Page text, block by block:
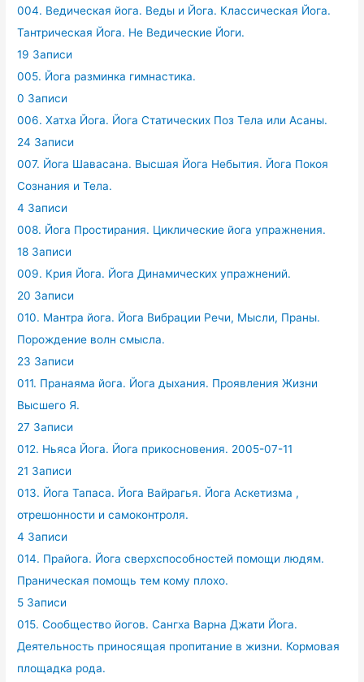
004. Ведическая йога. Веды и Йога. Классическая Йога.
Тантрическая Йога. Не Ведические Йоги.
19 Записи
005. Йога разминка гимнастика.
0 Записи
006. Хатха Йога. Йога Статических Поз Тела или Асаны.
24 Записи
007. Йога Шавасана. Высшая Йога Небытия. Йога Покоя
Сознания и Тела.
4 Записи
008. Йога Простирания. Циклические йога упражнения.
18 Записи
009. Крия Йога. Йога Динамических упражнений.
20 Записи
010. Мантра йога. Йога Вибрации Речи, Мысли, Праны.
Порождение волн смысла.
23 Записи
011. Пранаяма йога. Йога дыхания. Проявления Жизни
Высшего Я.
27 Записи
012. Ньяса Йога. Йога прикосновения. 2005-07-11
21 Записи
013. Йога Тапаса. Йога Вайрагья. Йога Аскетизма ,
отрешонности и самоконтроля.
4 Записи
014. Прайога. Йога сверхспособностей помощи людям.
Праническая помощь тем кому плохо.
5 Записи
015. Сообщество йогов. Сангха Варна Джати Йога.
Деятельность приносящая пропитание в жизни. Кормовая
площадка рода.